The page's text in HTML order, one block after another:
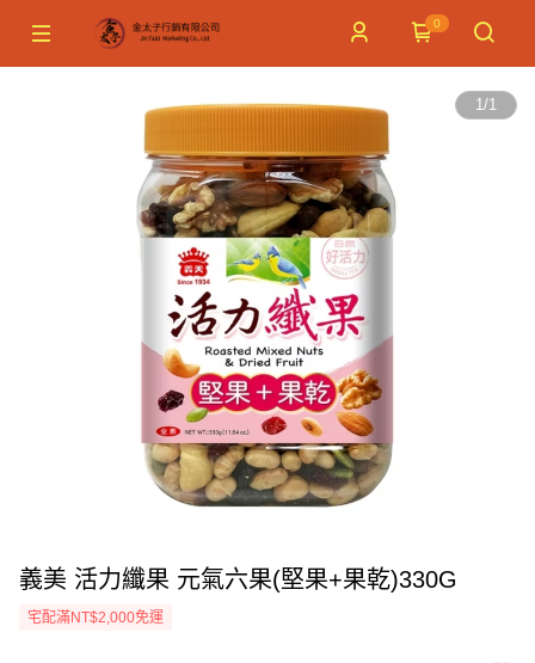
0
1/1
義美 活力纖果 元氣六果(堅果+果乾)330G
宅配滿NT$2,000免運